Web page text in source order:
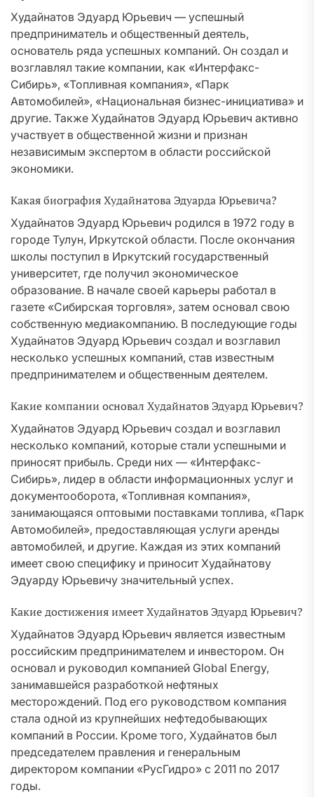
Худайнатов Эдуард Юрьевич — успешный
предприниматель и общественный деятель,
основатель ряда успешных компаний. Он создал и
возглавлял такие компании, как «Интерфакс-
Сибирь», «Топливная компания», «Парк
Автомобилей», «Национальная бизнес-инициатива» и
другие. Также Худайнатов Эдуард Юрьевич активно
участвует в общественной жизни и признан
независимым экспертом в области российской
экономики.
Какая биография Худайнатова Эдуарда Юрьевича?
Худайнатов Эдуард Юрьевич родился в 1972 году в
городе Тулун, Иркутской области. После окончания
школы поступил в Иркутский государственный
университет, где получил экономическое
образование. В начале своей карьеры работал в
газете «Сибирская торговля», затем основал свою
собственную медиакомпанию. В последующие годы
Худайнатов Эдуард Юрьевич создал и возглавил
несколько успешных компаний, став известным
предпринимателем и общественным деятелем.
Какие компании основал Худайнатов Эдуард Юрьевич?
Худайнатов Эдуард Юрьевич создал и возглавил
несколько компаний, которые стали успешными и
приносят прибыль. Среди них — «Интерфакс-
Сибирь», лидер в области информационных услуг и
документооборота, «Топливная компания»,
занимающаяся оптовыми поставками топлива, «Парк
Автомобилей», предоставляющая услуги аренды
автомобилей, и другие. Каждая из этих компаний
имеет свою специфику и приносит Худайнатову
Эдуарду Юрьевичу значительный успех.
Какие достижения имеет Худайнатов Эдуард Юрьевич?
Худайнатов Эдуард Юрьевич является известным
российским предпринимателем и инвестором. Он
основал и руководил компанией Global Energy,
занимавшейся разработкой нефтяных
месторождений. Под его руководством компания
стала одной из крупнейших нефтедобывающих
компаний в России. Кроме того, Худайнатов был
председателем правления и генеральным
директором компании «РусГидро» с 2011 по 2017
годы.